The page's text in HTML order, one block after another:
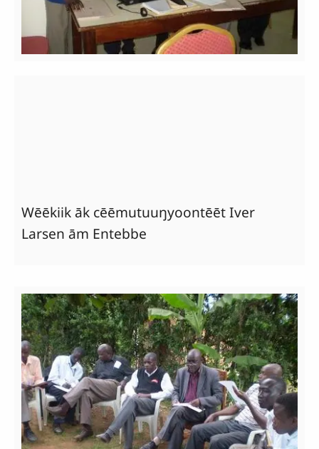
Wēēkiik āk cēēmutuuŋyoontēēt Iver
Larsen ām Entebbe